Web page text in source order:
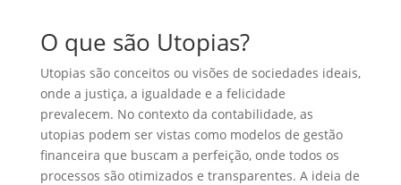
O que são Utopias?
Utopias são conceitos ou visões de sociedades ideais,
onde a justiça, a igualdade e a felicidade
prevalecem. No contexto da contabilidade, as
utopias podem ser vistas como modelos de gestão
financeira que buscam a perfeição, onde todos os
processos são otimizados e transparentes. A ideia de